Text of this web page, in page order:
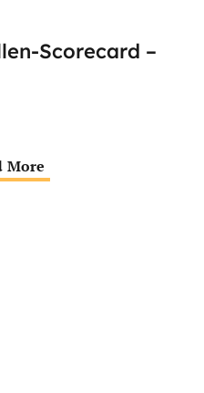
Scorecard –
More